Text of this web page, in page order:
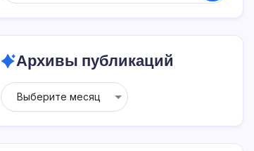
Архивы публикаций
Архивы
публикаций